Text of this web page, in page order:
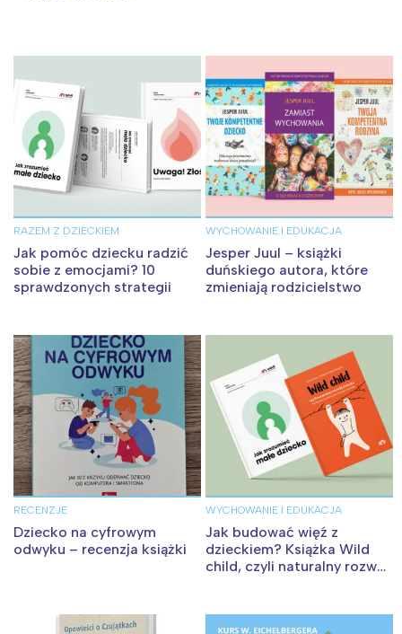
RAZEM Z DZIECKIEM
Jak pomóc dziecku radzić
sobie z emocjami? 10
sprawdzonych strategii
WYCHOWANIE I EDUKACJA
Jesper Juul – książki
duńskiego autora, które
zmieniają rodzicielstwo
RECENZJE
Dziecko na cyfrowym
odwyku – recenzja książki
WYCHOWANIE I EDUKACJA
Jak budować więź z
dzieckiem? Książka Wild
child, czyli naturalny rozwój
Interesują mnie wydarzenia z